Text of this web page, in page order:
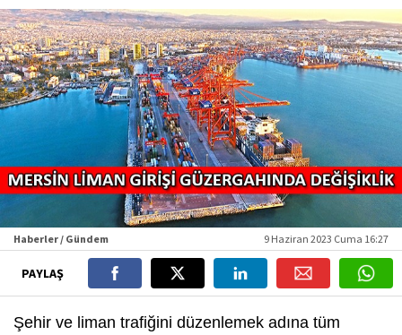
Haberler / Gündem 9 Haziran 2023 Cuma 16:27
PAYLAŞ
Şehir ve liman trafiğini düzenlemek adına tüm